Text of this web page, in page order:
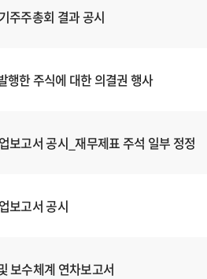
주주총회 결과 공시
행한 주식에 대한 의결권 행사
보고서 공시_재무제표 주석 일부 정정
보고서 공시
보수체계 연차보고서